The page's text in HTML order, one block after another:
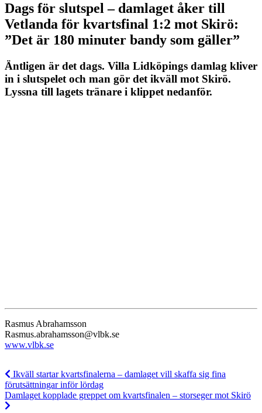
Dags för slutspel – damlaget åker till
Vetlanda för kvartsfinal 1:2 mot Skirö:
”Det är 180 minuter bandy som gäller”
Äntligen är det dags. Villa Lidköpings damlag kliver
in i slutspelet och man gör det ikväll mot Skirö.
Lyssna till lagets tränare i klippet nedanför.
Rasmus Abrahamsson
Rasmus.abrahamsson@vlbk.se
www.vlbk.se
Ikväll startar kvartsfinalerna – damlaget vill skaffa sig fina
förutsättningar inför lördag
Damlaget kopplade greppet om kvartsfinalen – storseger mot Skirö